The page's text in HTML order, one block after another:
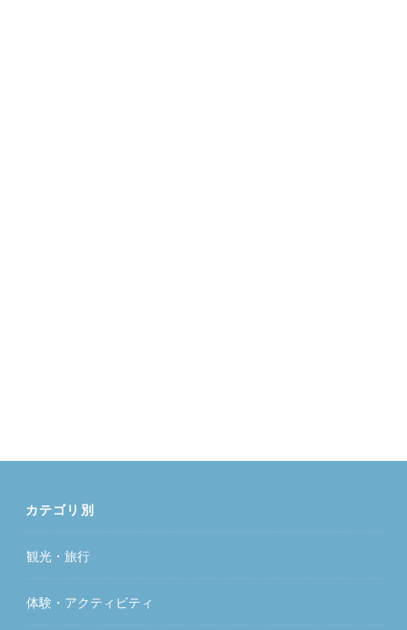
カテゴリ別
観光・旅行
体験・アクティビティ